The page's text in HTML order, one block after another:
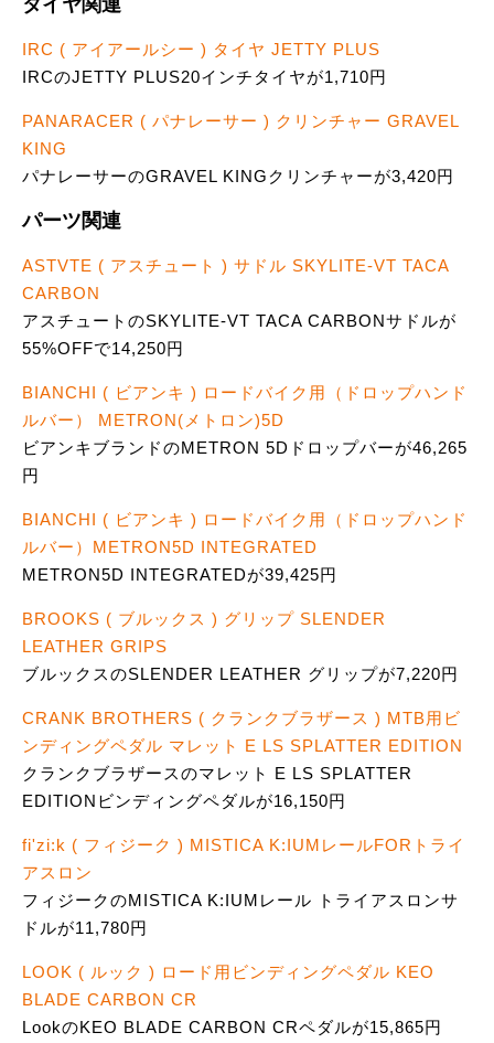
IRC ( アイアールシー ) タイヤ JETTY PLUS
IRCのJETTY PLUS20インチタイヤが1,710円
PANARACER ( パナレーサー ) クリンチャー GRAVEL
KING
パナレーサーのGRAVEL KINGクリンチャーが3,420円
パーツ関連
ASTVTE ( アスチュート ) サドル SKYLITE-VT TACA
CARBON
アスチュートのSKYLITE-VT TACA CARBONサドルが
55%OFFで14,250円
BIANCHI ( ビアンキ ) ロードバイク用（ドロップハンド
ルバー） METRON(メトロン)5D
ビアンキブランドのMETRON 5Dドロップバーが46,265
円
BIANCHI ( ビアンキ ) ロードバイク用（ドロップハンド
ルバー）METRON5D INTEGRATED
METRON5D INTEGRATEDが39,425円
BROOKS ( ブルックス ) グリップ SLENDER
LEATHER GRIPS
ブルックスのSLENDER LEATHER グリップが7,220円
CRANK BROTHERS ( クランクブラザース ) MTB用ビ
ンディングペダル マレット E LS SPLATTER EDITION
クランクブラザースのマレット E LS SPLATTER
EDITIONビンディングペダルが16,150円
fi'zi:k ( フィジーク ) MISTICA K:IUMレールFORトライ
アスロン
フィジークのMISTICA K:IUMレール トライアスロンサ
ドルが11,780円
LOOK ( ルック ) ロード用ビンディングペダル KEO
BLADE CARBON CR
LookのKEO BLADE CARBON CRペダルが15,865円